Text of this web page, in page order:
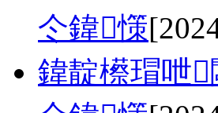
仒鍏憡
鍏靛櫒瑁呭